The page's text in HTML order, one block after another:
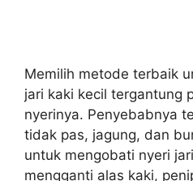
Memilih metode terbaik
jari kaki kecil tergantung
nyerinya. Penyebabnya
tidak pas, jagung, dan
untuk mengobati nyeri
mengganti alas kaki,